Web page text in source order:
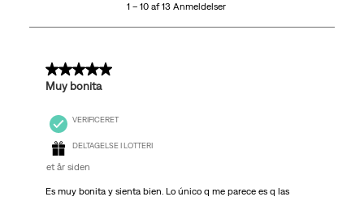
13
1 – 10 af 13 Anmeldelser
5 ud af 5 stjerner.
Muy bonita
VERIFICERET
DELTAGELSE I LOTTERI
et år siden
Es muy bonita y sienta bien. Lo único q me parece es q las